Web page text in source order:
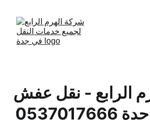
الرابع - نقل عفش